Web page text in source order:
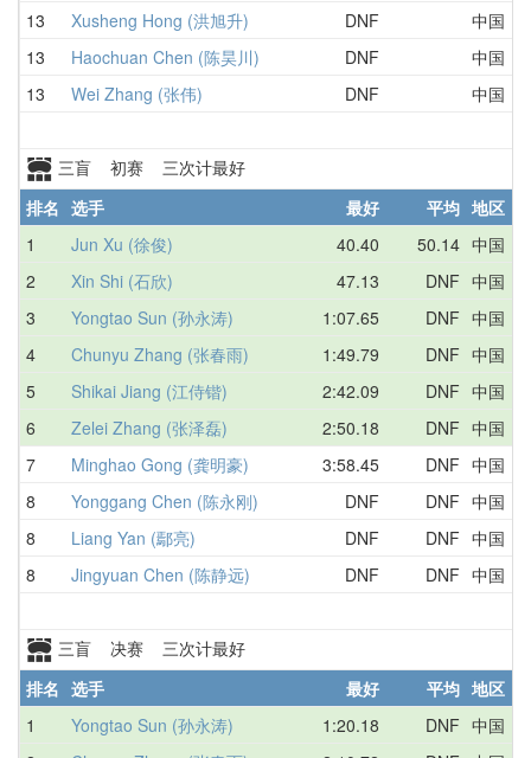
13
Xusheng Hong (洪旭升) DNF
中国
13
Haochuan Chen (陈昊川) DNF
中国
13
Wei Zhang (张伟) DNF 中国
三盲 初赛 三次计最好
排名 选手 最好 平均 地区
1
Jun Xu (徐俊) 40.40 50.14 中国
2
Xin Shi (石欣) 47.13 DNF 中国
3
Yongtao Sun (孙永涛) 1:07.65 DNF 中国
4
Chunyu Zhang (张春雨) 1:49.79 DNF 中国
5
Shikai Jiang (江侍锴) 2:42.09 DNF 中国
6
Zelei Zhang (张泽磊) 2:50.18 DNF 中国
7
Minghao Gong (龚明豪) 3:58.45 DNF 中国
8
Yonggang Chen (陈永刚) DNF DNF 中国
8
Liang Yan (鄢亮) DNF DNF 中国
8
Jingyuan Chen (陈静远) DNF DNF 中国
三盲 决赛 三次计最好
排名 选手 最好 平均 地区
1
Yongtao Sun (孙永涛) 1:20.18 DNF 中国